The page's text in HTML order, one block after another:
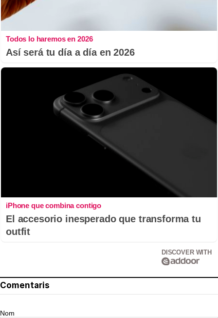
Todos lo haremos en 2026
Así será tu día a día en 2026
iPhone que combina contigo
El accesorio inesperado que transforma tu
outfit
DISCOVER WITH
Comentaris
Nom